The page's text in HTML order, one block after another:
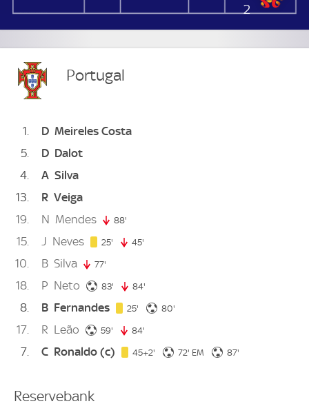
2
Portugal
1 D Meireles Costa
5
D Dalot
4
A Silva
13
R Veiga
19
N Mendes 88'
15 J Neves 25' 25. minute
45'
10 B Silva 77'
18 P Neto 83' 83. minute
84'
8 B Fernandes 25' 25. minute
80'
17 R Leão 59' 59. minute
84'
7 C Ronaldo (c) 45+2' 47. minute
72' 72. minute
EM 87'
Reservebank